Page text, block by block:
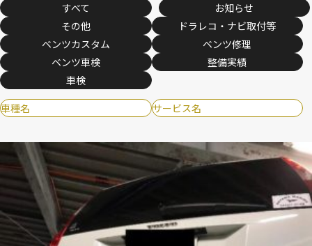
すべて
お知らせ
その他
ドラレコ・ナビ取付等
ベンツカスタム
ベンツ修理
ベンツ車検
整備実績
車検